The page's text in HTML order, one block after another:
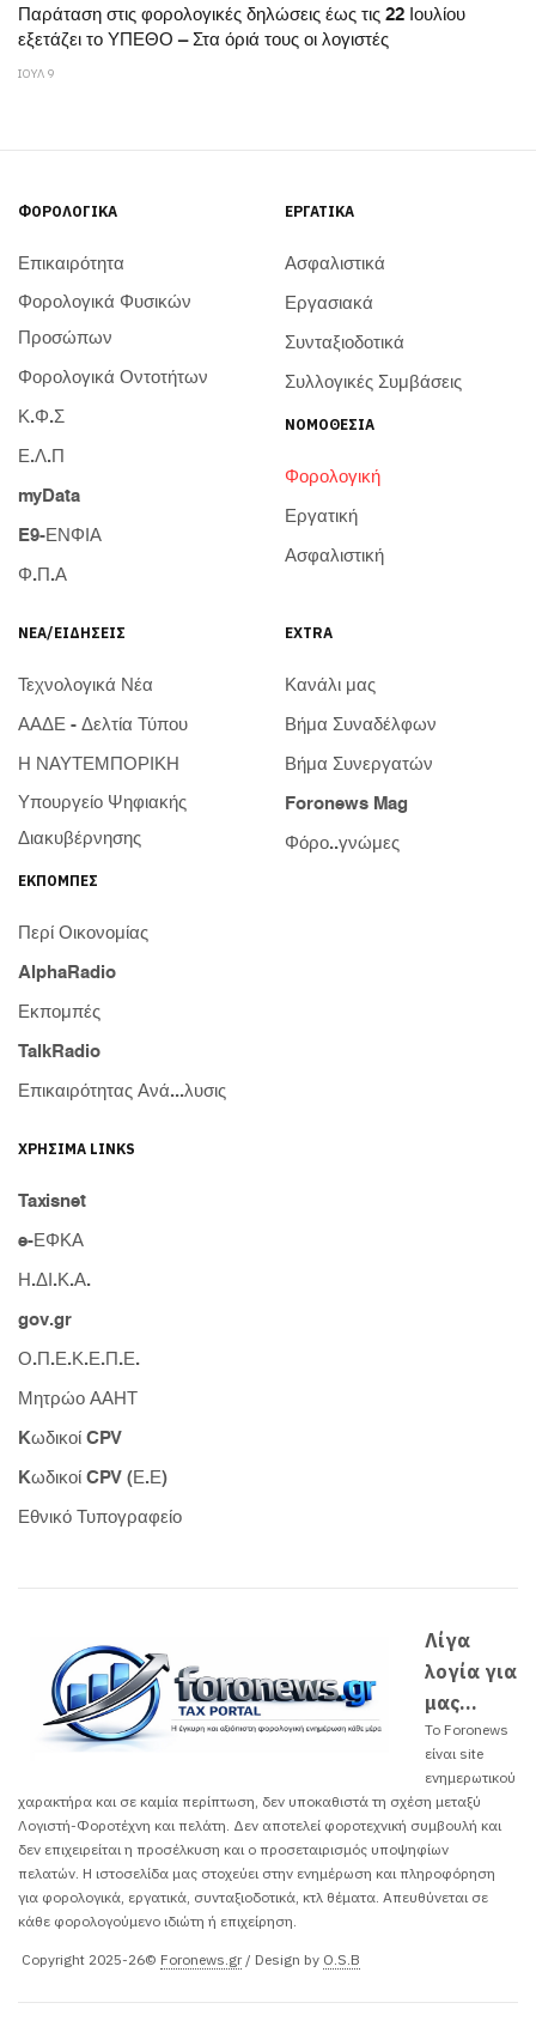
Παράταση στις φορολογικές δηλώσεις έως τις 22 Ιουλίου
εξετάζει το ΥΠΕΘΟ – Στα όριά τους οι λογιστές
ΙΟΥΛ 9
ΦΟΡΟΛΟΓΙΚΆ
Επικαιρότητα
Φορολογικά Φυσικών
Προσώπων
Φορολογικά Οντοτήτων
Κ.Φ.Σ
Ε.Λ.Π
myData
E9-ΕΝΦΙΑ
Φ.Π.Α
ΕΡΓΑΤΙΚΆ
Ασφαλιστικά
Εργασιακά
Συνταξιοδοτικά
Συλλογικές Συμβάσεις
ΝΟΜΟΘΕΣΊΑ
Φορολογική
Εργατική
Ασφαλιστική
ΝΈΑ/ΕΙΔΉΣΕΙΣ
Τεχνολογικά Νέα
ΑΑΔΕ - Δελτία Τύπου
Η ΝΑΥΤΕΜΠΟΡΙΚΗ
Υπουργείο Ψηφιακής
Διακυβέρνησης
ΕΚΠΟΜΠΈΣ
Περί Οικονομίας
AlphaRadio
Εκπομπές
TalkRadio
Επικαιρότητας Ανά...λυσις
EXTRA
Κανάλι μας
Βήμα Συναδέλφων
Βήμα Συνεργατών
Foronews Mag
Φόρο..γνώμες
ΧΡΉΣΙΜΑ LINKS
Taxisnet
e-ΕΦΚΑ
Η.ΔΙ.Κ.Α.
gov.gr
Ο.Π.Ε.Κ.Ε.Π.Ε.
Μητρώο ΑΑΗΤ
Kωδικοί CPV
Kωδικοί CPV (Ε.Ε)
Εθνικό Τυπογραφείο
Λίγα
λογία για
μας...
Το Foronews
είναι site
ενημερωτικού
χαρακτήρα και σε καμία περίπτωση, δεν υποκαθιστά τη σχέση μεταξύ
Λογιστή-Φοροτέχνη και πελάτη. Δεν αποτελεί φοροτεχνική συμβουλή και
δεν επιχειρείται η προσέλκυση και ο προσεταιρισμός υποψηφίων
πελατών. H ιστοσελίδα μας στοχεύει στην ενημέρωση και πληροφόρηση
για φορολογικά, εργατικά, συνταξιοδοτικά, κτλ θέματα. Απευθύνεται σε
κάθε φορολογούμενο ιδιώτη ή επιχείρηση.
Copyright 2025-26© Foronews.gr / Design by O.S.B